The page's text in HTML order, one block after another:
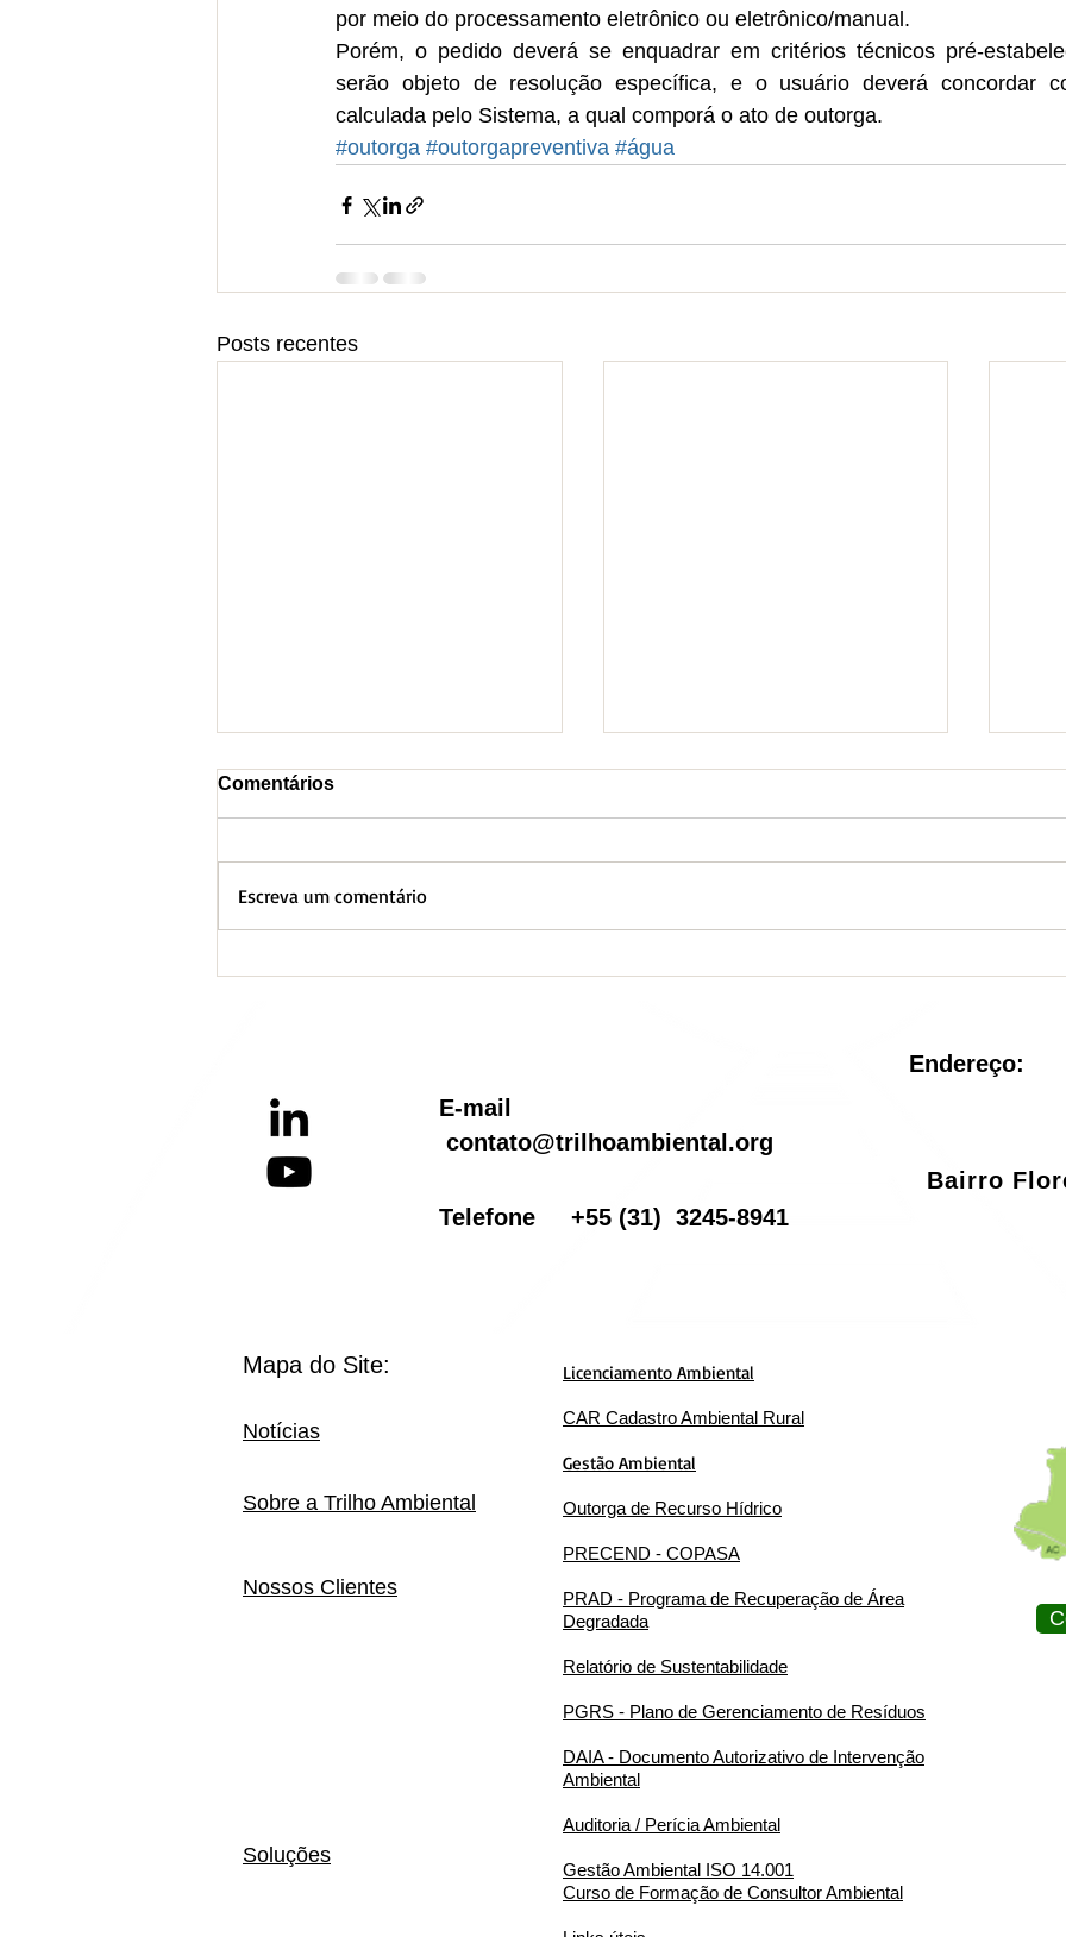
por meio do processamento eletrônico ou eletrônico/manual.
Porém, o pedido deverá se enquadrar em critérios técnicos pré-
serão objeto de resolução específica, e o usuário deverá concordar
calculada pelo Sistema, a qual comporá o ato de outorga.
#outorga #outorgapreventiva #água
Posts recentes
Comentários
Escreva um comentário
E-mail
contato@trilhoambiental.org
Telefone +55 (31) 3245-8941
Endereço:
Bairro
Sobre a Trilho Ambiental
Notícias
Nossos Clientes
Soluções
Mapa do Site: Licenciamento Ambiental
CAR Cadastro Ambiental Rural
Gestão Ambiental
Outorga de Recurso Hídrico
PRECEND - COPASA
PRAD - Programa de Recuperação de Área
Degradada
Relatório de Sustentabilidade
PGRS - Plano de Gerenciamento de Resíduos
DAIA - Documento Autorizativo de Intervenção
Ambiental
Auditoria / Perícia Ambiental
Gestão Ambiental ISO 14.001
Curso de Formação de Consultor Ambiental